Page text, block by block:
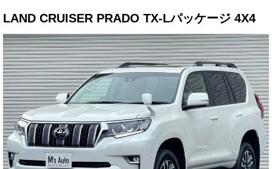
メールフォーム
電話はこちら
LAND CRUISER PRADO TX-Lパッケージ 4X4